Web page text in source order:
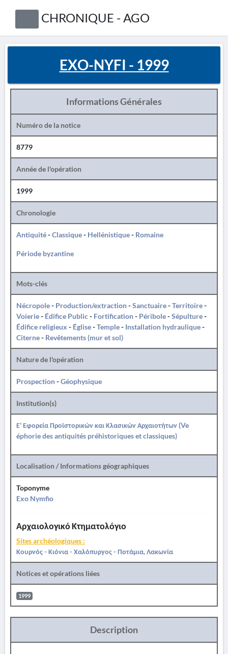
CHRONIQUE - AGO
EXO-NYFI - 1999
Informations Générales
Numéro de la notice
8779
Année de l'opération
1999
Chronologie
Antiquité-Classique- Hellénistique- Romaine
Période byzantine
Mots-clés
Nécropole- Production/extraction-Sanctuaire-Territoire-
Voierie- Édifice Public- Fortification- Péribole-Sépulture-
Édifice religieux - Église-Temple- Installation hydraulique-
Citerne- Revêtements (mur et sol)
Nature de l'opération
Prospection-Géophysique
Institution(s)
Ε' Εφορεία Προϊστορικών και Κλασικών Αρχαιοτήτων (Ve
éphorie des antiquités préhistoriques et classiques)
Localisation / Informations géographiques
Toponyme
Exo Nymfio
Αρχαιολογικό Κτηματολόγιο
Sites archéologiques :
Κουρνός - Κιόνια - Χαλόπυργος - Ποτάμια, Λακωνία
Notices et opérations liées
1999
Description